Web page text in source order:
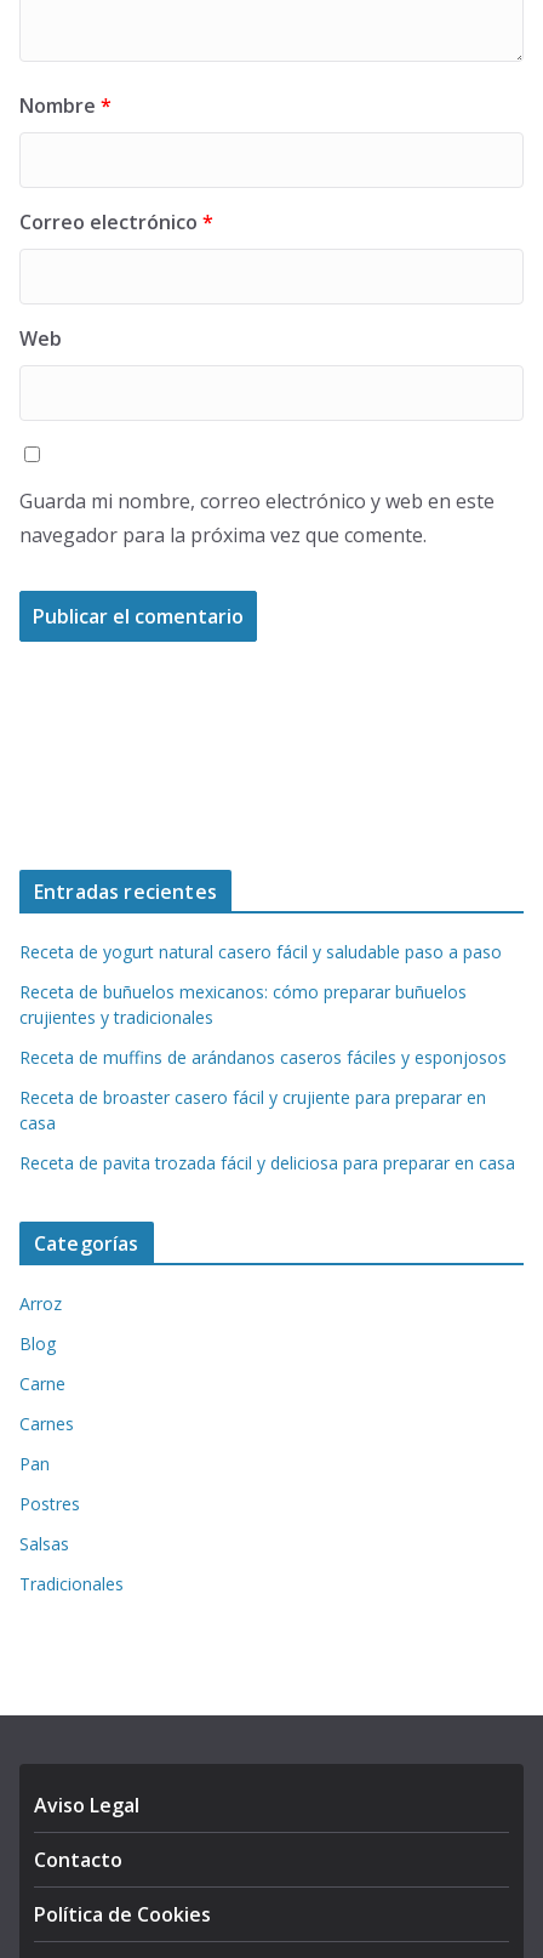
Nombre *
Correo electrónico *
Web
Guarda mi nombre, correo electrónico y web en este
navegador para la próxima vez que comente.
Entradas recientes
Receta de yogurt natural casero fácil y saludable paso a paso
Receta de buñuelos mexicanos: cómo preparar buñuelos
crujientes y tradicionales
Receta de muffins de arándanos caseros fáciles y esponjosos
Receta de broaster casero fácil y crujiente para preparar en
casa
Receta de pavita trozada fácil y deliciosa para preparar en casa
Categorías
Arroz
Blog
Carne
Carnes
Pan
Postres
Salsas
Tradicionales
Aviso Legal
Contacto
Política de Cookies